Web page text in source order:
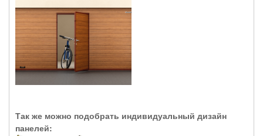
Так же можно подобрать индивидуальный дизайн
панелей: